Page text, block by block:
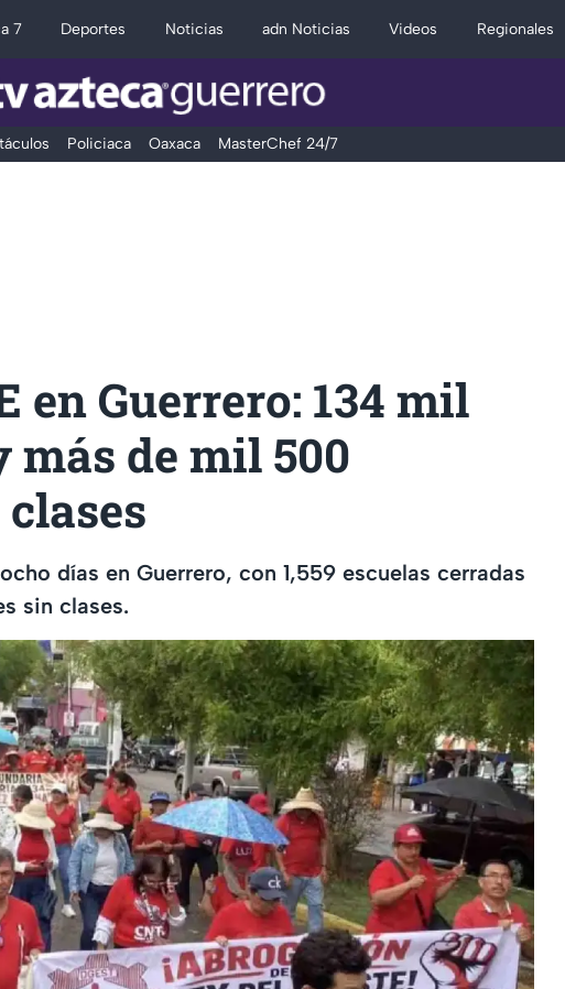
7 Deportes Noticias adn Noticias Videos Regionales
Policiaca Oaxaca MasterChef 24/7
en Guerrero: 134 mil
más de mil 500
días en Guerrero, con 1,559 escuelas cerradas
sin clases.